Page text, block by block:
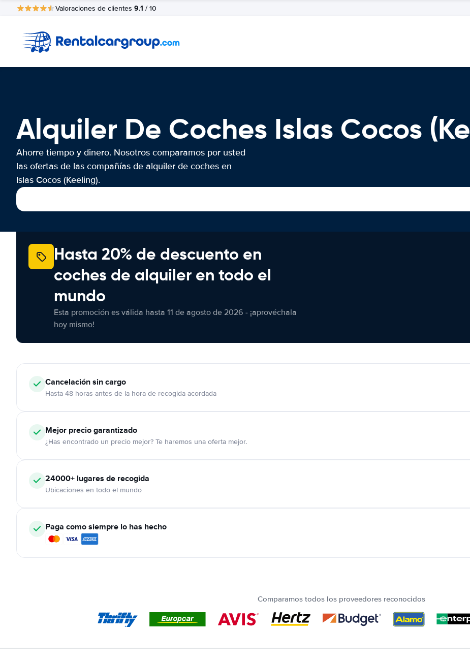
Valoraciones de clientes 9.1 / 10
Alquiler De Coches Islas Cocos
Ahorre tiempo y dinero. Nosotros comparamos por usted
las ofertas de las compañías de alquiler de coches en
Islas Cocos (Keeling).
Hasta 20% de descuento en
coches de alquiler en todo el
mundo
Esta promoción es válida hasta 11 de agosto de 2026 - ¡aprovéchala
hoy mismo!
Cancelaciónsin cargo
Hasta 48 horas antes de la hora de recogida acordada
Mejor precio garantizado
¿Has encontrado un precio mejor? Te haremos una oferta mejor.
24000+ lugares de recogida
Ubicaciones en todo el mundo
Paga como siempre lo has hecho
Comparamos todos los proveedores reconocidos